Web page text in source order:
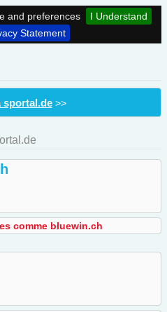
and preferences
I Understand
Statement
sportal.de>>
comme bluewin.ch